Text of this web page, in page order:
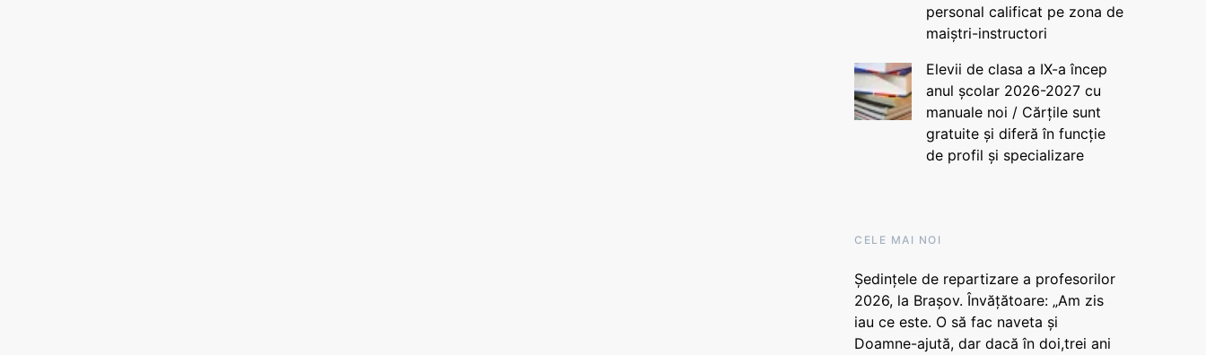
personal calificat pe zona de
maiștri-instructori
Elevii de clasa a IX-a încep
anul școlar 2026-2027 cu
manuale noi / Cărțile sunt
gratuite și diferă în funcție
de profil și specializare
CELE MAI NOI
Ședințele de repartizare a profesorilor
2026, la Brașov. Învățătoare: „Am zis
iau ce este. O să fac naveta și
Doamne-ajută, dar dacă în doi,trei ani